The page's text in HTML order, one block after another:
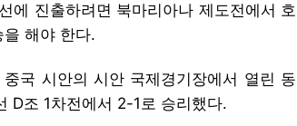
에 진출하려면 북마리아나 제도전에서 호
해야 한다.
국 시안의 시안 국제경기장에서 열린 동
D조 1차전에서 2-1로 승리했다.